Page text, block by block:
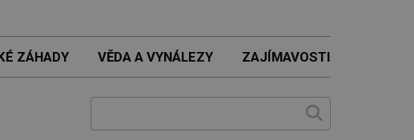
ZÁHADY VĚDA A VYNÁLEZY ZAJÍMAVOSTI